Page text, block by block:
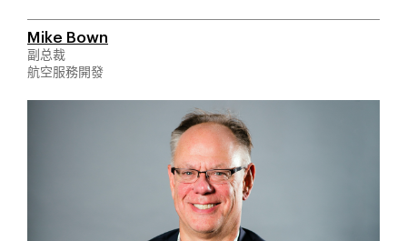
Mike Bown
副总裁
航空服務開發